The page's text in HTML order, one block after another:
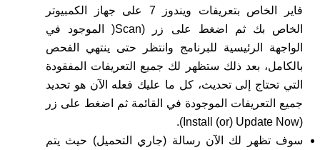
فاير الخاص بتعريفات ويندوز 7 على جهاز الكمبيوتر
الخاص بك ثم اضغط على زر (Scan( الموجود في
الواجهة الرئيسية للبرنامج وانتظر حتى ينتهي الفحص
بالكامل، بعد ذلك ستظهر لك جميع التعريفات المفقودة
التي تحتاج إلى تحديث، كل ما عليك فعله الآن هو تحديد
جميع التعريفات الموجودة في القائمة ثم اضغط على زر
(Install (or) Update Now).
سوف تظهر لك الآن رسالة (جاري التحميل) حيث يتم